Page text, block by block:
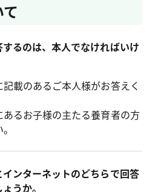
るのは、本人でなければいけ
載のあるご本人様がお答えく
るお子様の主たる養育者の方
ンターネットのどちらで回答
うか。